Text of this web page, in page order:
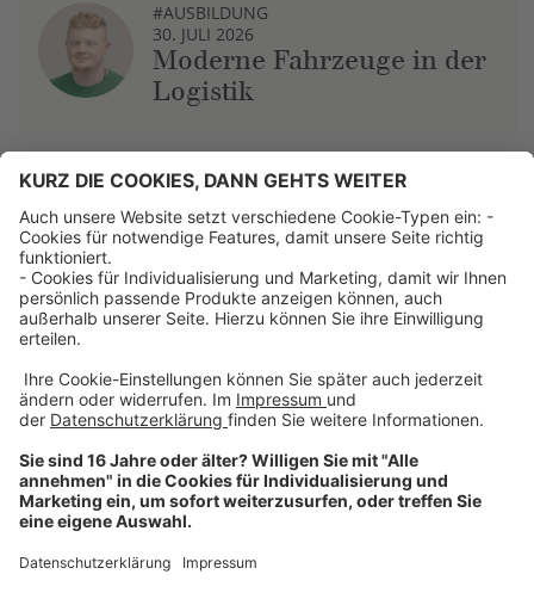
#AUSBILDUNG
30. JULI 2026
Moderne Fahrzeuge in der
Logistik
Über uns
Dehner Unternehmen
Jobs bei Dehner